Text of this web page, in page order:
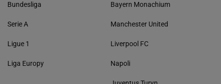
Bundesliga
Serie A
Ligue 1
Liga Europy
Bayern Monachium
Manchester United
Liverpool FC
Napoli